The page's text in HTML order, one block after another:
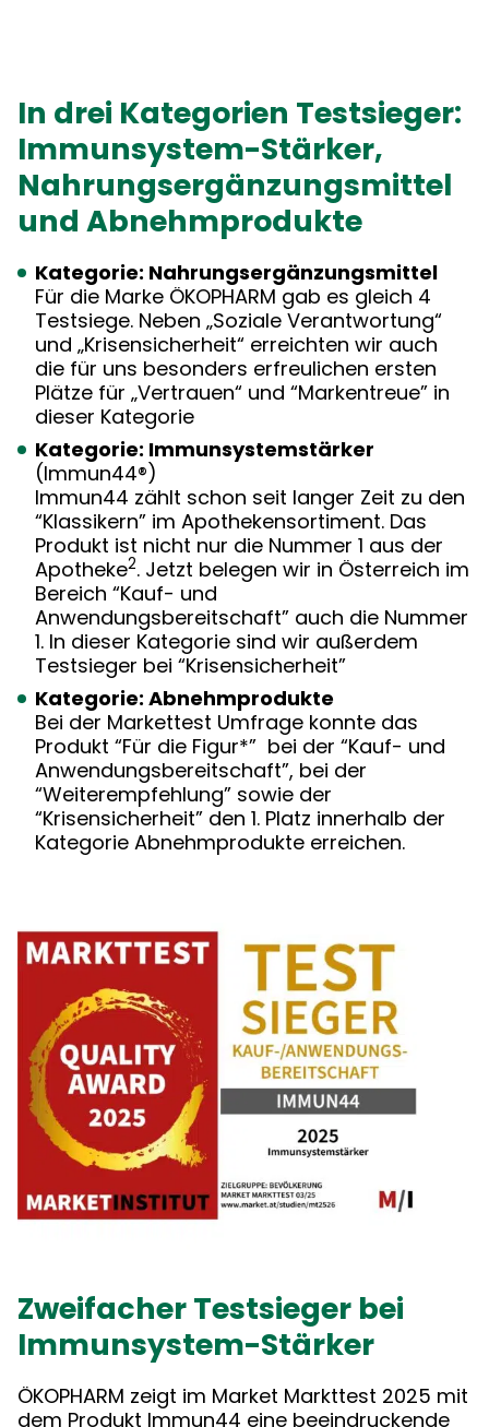
In drei Kategorien Testsieger:
Immunsystem-Stärker,
Nahrungsergänzungsmittel
und Abnehmprodukte
Kategorie: Nahrungsergänzungsmittel
Für die Marke ÖKOPHARM gab es gleich 4
Testsiege. Neben „Soziale Verantwortung“
und „Krisensicherheit“ erreichten wir auch
die für uns besonders erfreulichen ersten
Plätze für „Vertrauen“ und “Markentreue” in
dieser Kategorie
Kategorie: Immunsystemstärker
(Immun44®)
Immun44 zählt schon seit langer Zeit zu den
“Klassikern” im Apothekensortiment. Das
Produkt ist nicht nur die Nummer 1 aus der
Apotheke2. Jetzt belegen wir in Österreich im
Bereich “Kauf- und
Anwendungsbereitschaft” auch die Nummer
1. In dieser Kategorie sind wir außerdem
Testsieger bei “Krisensicherheit”
Kategorie: Abnehmprodukte
Bei der Markettest Umfrage konnte das
Produkt “Für die Figur*” bei der “Kauf- und
Anwendungsbereitschaft”, bei der
“Weiterempfehlung” sowie der
“Krisensicherheit” den 1. Platz innerhalb der
Kategorie Abnehmprodukte erreichen.
Zweifacher Testsieger bei
Immunsystem-Stärker
ÖKOPHARM zeigt im Market Markttest 2025 mit
dem Produkt Immun44 eine beeindruckende